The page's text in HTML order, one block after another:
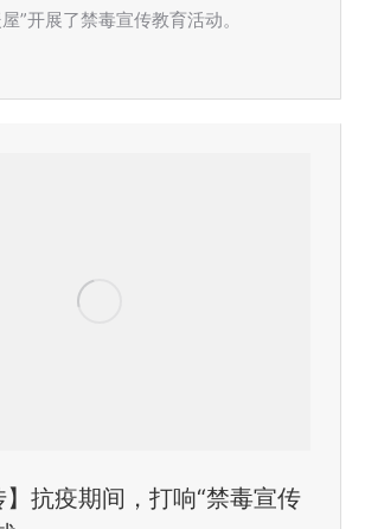
”开展了禁毒宣传教育活动。
】抗疫期间，打响“禁毒宣传